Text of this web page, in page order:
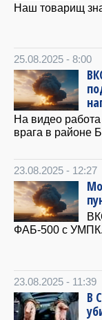
Наш товарищ
25.08.2025 - 8:00
На видео
врага в районе
23.08.2025 - 12:27
ФАБ-500 с УМПК.
23.08.2025 - 11:39
В